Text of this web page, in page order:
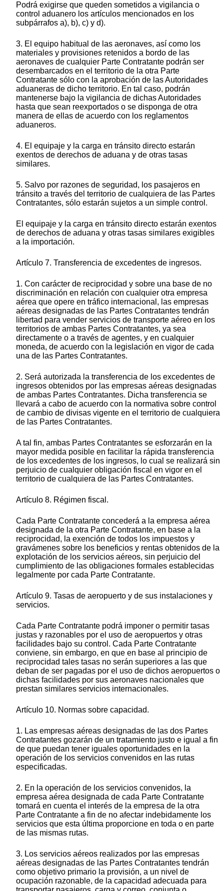
Podrá exigirse que queden sometidos a vigilancia o
control aduanero los artículos mencionados en los
subpárrafos a), b), c) y d).
3. El equipo habitual de las aeronaves, así como los
materiales y provisiones retenidos a bordo de las
aeronaves de cualquier Parte Contratante podrán ser
desembarcados en el territorio de la otra Parte
Contratante sólo con la aprobación de las Autoridades
aduaneras de dicho territorio. En tal caso, podrán
mantenerse bajo la vigilancia de dichas Autoridades
hasta que sean reexportados o se disponga de otra
manera de ellas de acuerdo con los reglamentos
aduaneros.
4. El equipaje y la carga en tránsito directo estarán
exentos de derechos de aduana y de otras tasas
similares.
5. Salvo por razones de seguridad, los pasajeros en
tránsito a través del territorio de cualquiera de las Partes
Contratantes, sólo estarán sujetos a un simple control.
El equipaje y la carga en tránsito directo estarán exentos
de derechos de aduana y otras tasas similares exigibles
a la importación.
Artículo 7. Transferencia de excedentes de ingresos.
1. Con carácter de reciprocidad y sobre una base de no
discriminación en relación con cualquier otra empresa
aérea que opere en tráfico internacional, las empresas
aéreas designadas de las Partes Contratantes tendrán
libertad para vender servicios de transporte aéreo en los
territorios de ambas Partes Contratantes, ya sea
directamente o a través de agentes, y en cualquier
moneda, de acuerdo con la legislación en vigor de cada
una de las Partes Contratantes.
2. Será autorizada la transferencia de los excedentes de
ingresos obtenidos por las empresas aéreas designadas
de ambas Partes Contratantes. Dicha transferencia se
llevará a cabo de acuerdo con la normativa sobre control
de cambio de divisas vigente en el territorio de cualquiera
de las Partes Contratantes.
A tal fin, ambas Partes Contratantes se esforzarán en la
mayor medida posible en facilitar la rápida transferencia
de los excedentes de los ingresos, lo cual se realizará sin
perjuicio de cualquier obligación fiscal en vigor en el
territorio de cualquiera de las Partes Contratantes.
Artículo 8. Régimen fiscal.
Cada Parte Contratante concederá a la empresa aérea
designada de la otra Parte Contratante, en base a la
reciprocidad, la exención de todos los impuestos y
gravámenes sobre los beneficios y rentas obtenidos de la
explotación de los servicios aéreos, sin perjuicio del
cumplimiento de las obligaciones formales establecidas
legalmente por cada Parte Contratante.
Artículo 9. Tasas de aeropuerto y de sus instalaciones y
servicios.
Cada Parte Contratante podrá imponer o permitir tasas
justas y razonables por el uso de aeropuertos y otras
facilidades bajo su control. Cada Parte Contratante
conviene, sin embargo, en que en base al principio de
reciprocidad tales tasas no serán superiores a las que
deban de ser pagadas por el uso de dichos aeropuertos o
dichas facilidades por sus aeronaves nacionales que
prestan similares servicios internacionales.
Artículo 10. Normas sobre capacidad.
1. Las empresas aéreas designadas de las dos Partes
Contratantes gozarán de un tratamiento justo e igual a fin
de que puedan tener iguales oportunidades en la
operación de los servicios convenidos en las rutas
especificadas.
2. En la operación de los servicios convenidos, la
empresa aérea designada de cada Parte Contratante
tomará en cuenta el interés de la empresa de la otra
Parte Contratante a fin de no afectar indebidamente los
servicios que esta última proporcione en toda o en parte
de las mismas rutas.
3. Los servicios aéreos realizados por las empresas
aéreas designadas de las Partes Contratantes tendrán
como objetivo primario la provisión, a un nivel de
ocupación razonable, de la capacidad adecuada para